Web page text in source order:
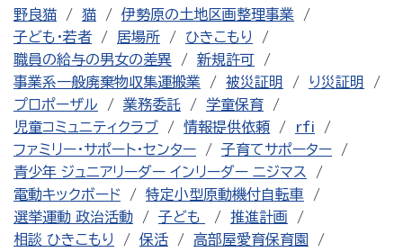
野良猫
猫
伊勢原の土地区画整理事業
子ども・若者
居場所
ひきこもり
職員の給与の男女の差異
新規許可
事業系一般廃棄物収集運搬業
被災証明
り災証明
プロポーザル
業務委託
学童保育
児童コミュニティクラブ
情報提供依頼
rfi
ファミリー・サポート・センター
子育てサポーター
青少年 ジュニアリーダー インリーダー ニジマス
電動キックボード
特定小型原動機付自転車
選挙運動 政治活動
子ども
推進計画
相談 ひきこもり
保活
高部屋愛育保育園